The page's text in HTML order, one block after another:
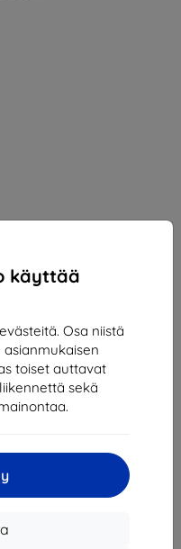
käyttää
Osa niistä
toiset auttavat
sekä
Z Fold6 F956 Front